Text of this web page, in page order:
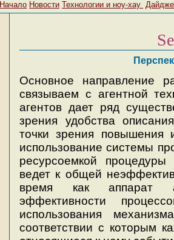
Начало Новости Технологии и ноу-хау
Основное направление
связываем с агентной
агентов дает ряд
зрения удобства
точки зрения повышения
использование системы
ресурсоемкой процедуры
ведет к общей
время как аппарат
эффективности
использования
соответствии с которым